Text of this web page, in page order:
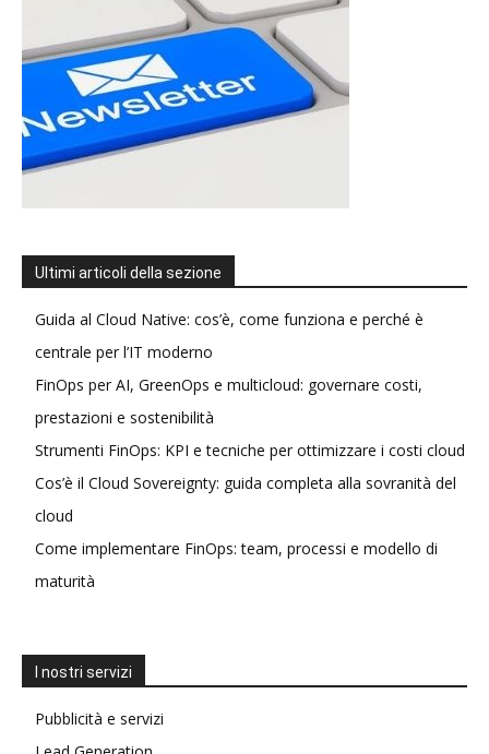
Ultimi articoli della sezione
Guida al Cloud Native: cos’è, come funziona e perché è
centrale per l’IT moderno
FinOps per AI, GreenOps e multicloud: governare costi,
prestazioni e sostenibilità
Strumenti FinOps: KPI e tecniche per ottimizzare i costi cloud
Cos’è il Cloud Sovereignty: guida completa alla sovranità del
cloud
Come implementare FinOps: team, processi e modello di
maturità
I nostri servizi
Pubblicità e servizi